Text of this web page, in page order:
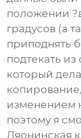
положении
градусов (а
приподнять
подтекать
который
изменением
поэтому я
Ляонинская